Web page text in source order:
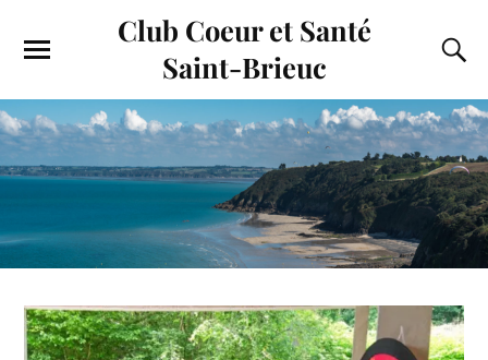
Club Coeur et Santé
Saint-Brieuc